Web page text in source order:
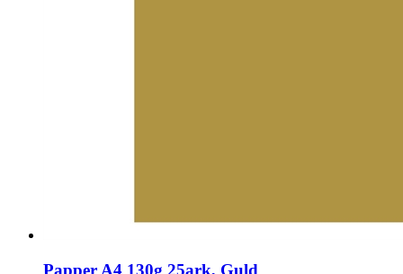
Papper A4 130g 25ark, Guld